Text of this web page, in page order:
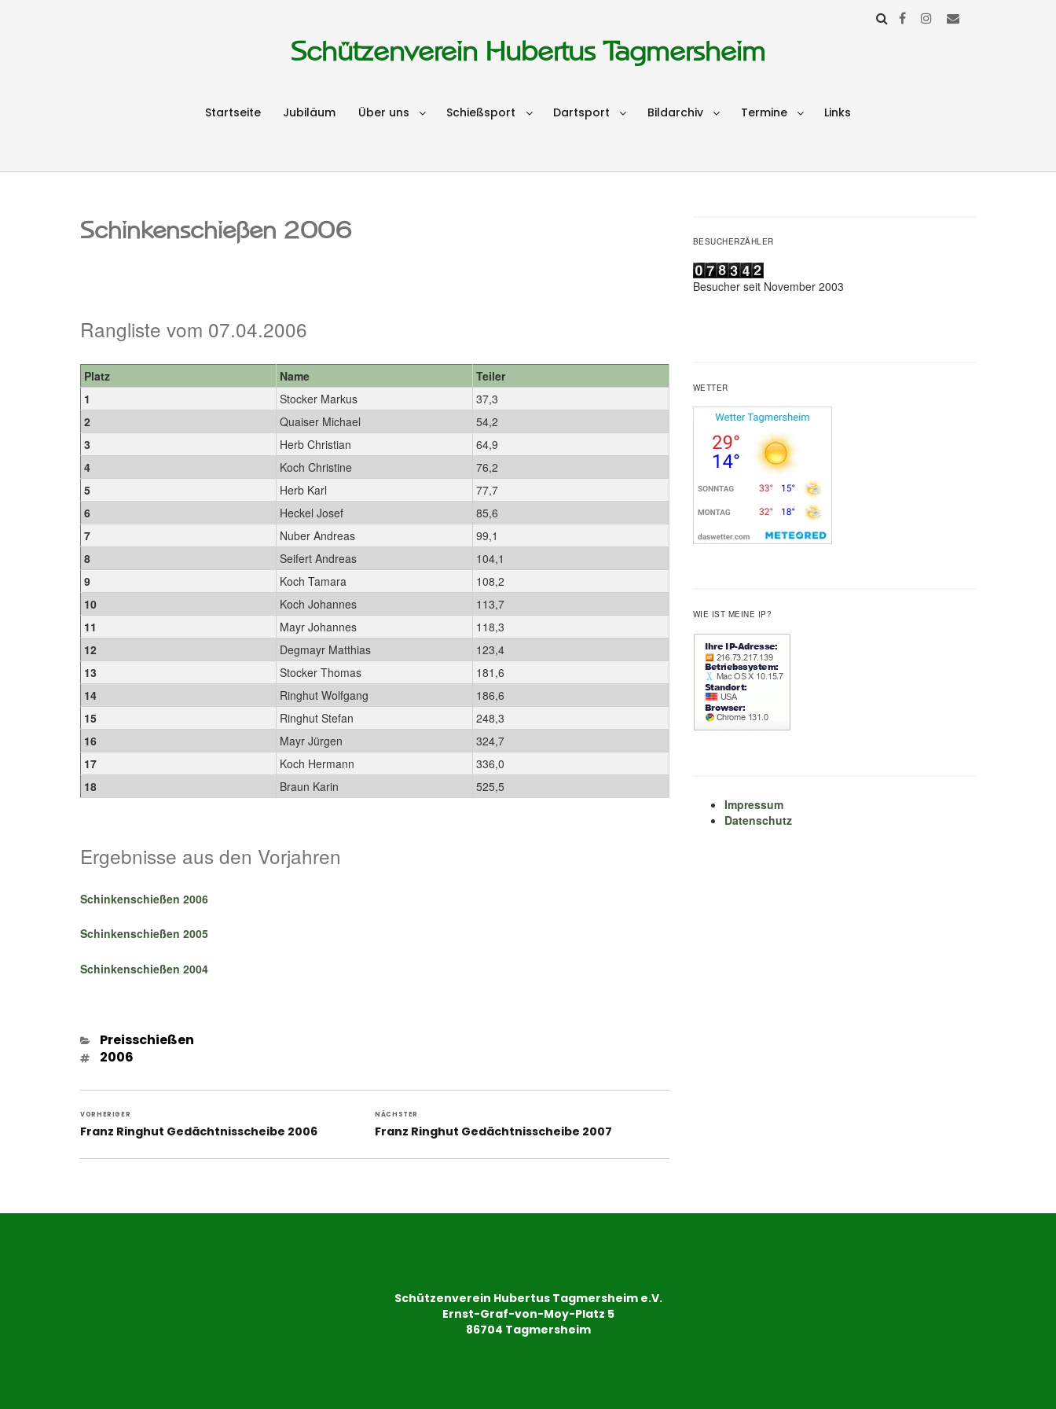
Schützenverein Hubertus Tagmersheim
Startseite Jubiläum Über uns Schießsport Dartsport Bildarchiv Termine Links
Schinkenschießen 2006
Rangliste vom 07.04.2006
Platz Name
Teiler
1
Stocker Markus
37,3
2
Quaiser Michael
54,2
3
Herb Christian
64,9
4
Koch Christine
76,2
5
Herb Karl
77,7
6
Heckel Josef
85,6
7
Nuber Andreas
99,1
8
Seifert Andreas
104,1
9
Koch Tamara
108,2
10
Koch Johannes
113,7
11
Mayr Johannes
118,3
12
Degmayr Matthias
123,4
13
Stocker Thomas
181,6
14
Ringhut Wolfgang
186,6
15
Ringhut Stefan
248,3
16
Mayr Jürgen
324,7
17
Koch Hermann
336,0
18
Braun Karin 525,5
Ergebnisse aus den Vorjahren
Schinkenschießen 2006
Schinkenschießen 2005
Schinkenschießen 2004
Kategorien
Preisschießen
Schlagwörter
2006
VORHERIGER
Vorheriger
Franz Ringhut Gedächtnisscheibe 2006
NÄCHSTER
Nächster
Franz Ringhut Gedächtnisscheibe 2007
BESUCHERZÄHLER
Besucher seit November 2003
WETTER
WIE IST MEINE IP?
Impressum
Datenschutz
Schützenverein Hubertus Tagmersheim e.V.
Ernst-Graf-von-Moy-Platz 5
86704 Tagmersheim